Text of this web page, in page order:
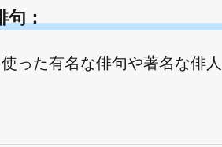
句：
った有名な俳句や著名な俳